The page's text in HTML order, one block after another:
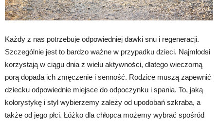
Każdy z nas potrzebuje odpowiedniej dawki snu i regeneracji.
Szczególnie jest to bardzo ważne w przypadku dzieci. Najmłodsi
korzystają w ciągu dnia z wielu aktywności, dlatego wieczorną
porą dopada ich zmęczenie i senność. Rodzice muszą zapewnić
dziecku odpowiednie miejsce do odpoczynku i spania. To, jaką
kolorystykę i styl wybierzemy zależy od upodobań szkraba, a
także od jego płci. Łóżko dla chłopca możemy wybrać spośród